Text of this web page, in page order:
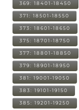
369: 18401-18450
371: 18501-18550
373: 18601-18650
375: 18701-18750
377: 18801-18850
379: 18901-18950
381: 19001-19050
383: 19101-19150
385: 19201-19250